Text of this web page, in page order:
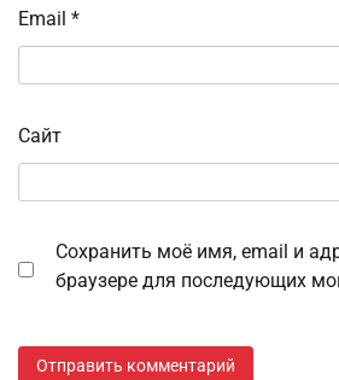
Email *
Сайт
Сохранить моё имя, email и
браузере для последующих